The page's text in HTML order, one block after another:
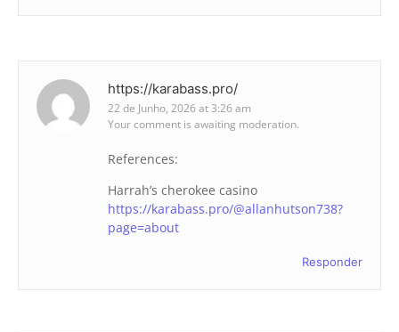
https://karabass.pro/
22 de Junho, 2026 at 3:26 am
Your comment is awaiting moderation.
References:
Harrah’s cherokee casino
https://karabass.pro/@allanhutson738?
page=about
Responder